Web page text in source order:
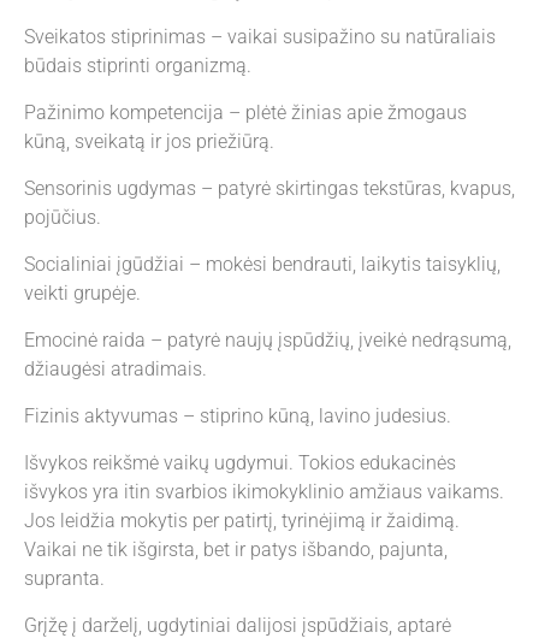
Sveikatos stiprinimas – vaikai susipažino su natūraliais
būdais stiprinti organizmą.
Pažinimo kompetencija – plėtė žinias apie žmogaus
kūną, sveikatą ir jos priežiūrą.
Sensorinis ugdymas – patyrė skirtingas tekstūras, kvapus,
pojūčius.
Socialiniai įgūdžiai – mokėsi bendrauti, laikytis taisyklių,
veikti grupėje.
Emocinė raida – patyrė naujų įspūdžių, įveikė nedrąsumą,
džiaugėsi atradimais.
Fizinis aktyvumas – stiprino kūną, lavino judesius.
Išvykos reikšmė vaikų ugdymui. Tokios edukacinės
išvykos yra itin svarbios ikimokyklinio amžiaus vaikams.
Jos leidžia mokytis per patirtį, tyrinėjimą ir žaidimą.
Vaikai ne tik išgirsta, bet ir patys išbando, pajunta,
supranta.
Grįžę į darželį, ugdytiniai dalijosi įspūdžiais, aptarė